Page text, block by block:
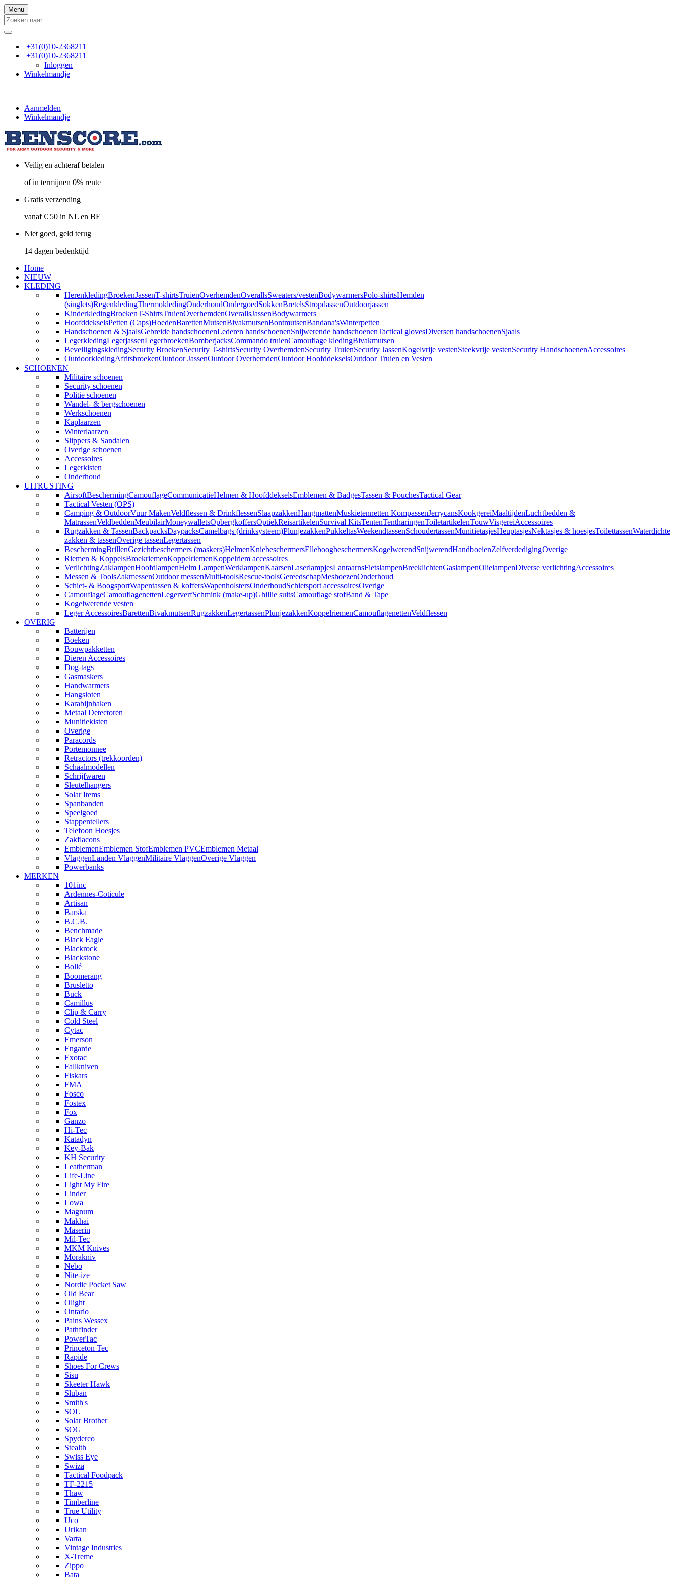
Menu
+31(0)10-2368211
+31(0)10-2368211
Inloggen
Winkelmandje
Aanmelden
Winkelmandje
Veilig en achteraf betalen
of in termijnen 0% rente
Gratis verzending
vanaf € 50 in NL en BE
Niet goed, geld terug
14 dagen bedenktijd
Home
NIEUW
KLEDING
HerenkledingBroekenJassenT-shirtsTruienOverhemdenOverallsSweaters/vestenBodywarmersPolo-shirtsHemden
(singlets)RegenkledingThermokledingOnderhoudOndergoedSokkenBretelsStropdassenOutdoorjassen
KinderkledingBroekenT-ShirtsTruienOverhemdenOverallsJassenBodywarmers
HoofddekselsPetten (Caps)HoedenBarettenMutsenBivakmutsenBontmutsenBandana'sWinterpetten
Handschoenen & SjaalsGebreide handschoenenLederen handschoenenSnijwerende handschoenenTactical glovesDiversen handschoenenSjaals
LegerkledingLegerjassenLegerbroekenBomberjacksCommando truienCamouflage kledingBivakmutsen
BeveiligingskledingSecurity BroekenSecurity T-shirtsSecurity OverhemdenSecurity TruienSecurity JassenKogelvrije vestenSteekvrije vestenSecurity HandschoenenAccessoires
OutdoorkledingAfritsbroekenOutdoor JassenOutdoor OverhemdenOutdoor HoofddekselsOutdoor Truien en Vesten
SCHOENEN
Militaire schoenen
Security schoenen
Politie schoenen
Wandel- & bergschoenen
Werkschoenen
Kaplaarzen
Winterlaarzen
Slippers & Sandalen
Overige schoenen
Accessoires
Legerkisten
Onderhoud
UITRUSTING
AirsoftBeschermingCamouflageCommunicatieHelmen & HoofddekselsEmblemen & BadgesTassen & PouchesTactical Gear
Tactical Vesten (OPS)
Camping & OutdoorVuur MakenVeldflessen & DrinkflessenSlaapzakkenHangmattenMuskietennetten KompassenJerrycansKookgereiMaaltijdenLuchtbedden &
MatrassenVeldbeddenMeubilairMoneywalletsOpbergkoffersOptiekReisartikelenSurvival KitsTentenTentharingenToiletartikelenTouwVisgereiAccessoires
Rugzakken & TassenBackpacksDaypacksCamelbags (drinksysteem)PlunjezakkenPukkeltasWeekendtassenSchoudertassenMunitietasjesHeuptasjesNektasjes & hoesjesToilettassenWaterdichte
zakken & tassenOverige tassenLegertassen
BeschermingBrillenGezichtbeschermers (maskers)HelmenKniebeschermersElleboogbeschermersKogelwerendSnijwerendHandboeienZelfverdedigingOverige
Riemen & KoppelsBroekriemenKoppelriemenKoppelriem accessoires
VerlichtingZaklampenHoofdlampenHelm LampenWerklampenKaarsenLaserlampjesLantaarnsFietslampenBreeklichtenGaslampenOlielampenDiverse verlichtingAccessoires
Messen & ToolsZakmessenOutdoor messenMulti-toolsRescue-toolsGereedschapMeshoezenOnderhoud
Schiet- & BoogsportWapentassen & koffersWapenholstersOnderhoudSchietsport accessoiresOverige
CamouflageCamouflagenettenLegerverfSchmink (make-up)Ghillie suitsCamouflage stofBand & Tape
Kogelwerende vesten
Leger AccessoiresBarettenBivakmutsenRugzakkenLegertassenPlunjezakkenKoppelriemenCamouflagenettenVeldflessen
OVERIG
Batterijen
Boeken
Bouwpakketten
Dieren Accessoires
Dog-tags
Gasmaskers
Handwarmers
Hangsloten
Karabijnhaken
Metaal Detectoren
Munitiekisten
Overige
Paracords
Portemonnee
Retractors (trekkoorden)
Schaalmodellen
Schrijfwaren
Sleutelhangers
Solar Items
Spanbanden
Speelgoed
Stappentellers
Telefoon Hoesjes
Zakflacons
EmblemenEmblemen StofEmblemen PVCEmblemen Metaal
VlaggenLanden VlaggenMilitaire VlaggenOverige Vlaggen
Powerbanks
MERKEN
101inc
Ardennes-Coticule
Artisan
Barska
B.C.B.
Benchmade
Black Eagle
Blackrock
Blackstone
Bollé
Boomerang
Brusletto
Buck
Camillus
Clip & Carry
Cold Steel
Cytac
Emerson
Engarde
Exotac
Fallkniven
Fiskars
FMA
Fosco
Fostex
Fox
Ganzo
Hi-Tec
Katadyn
Key-Bak
KH Security
Leatherman
Life-Line
Light My Fire
Linder
Lowa
Magnum
Makhai
Maserin
Mil-Tec
MKM Knives
Morakniv
Nebo
Nite-ize
Nordic Pocket Saw
Old Bear
Olight
Ontario
Pains Wessex
Pathfinder
PowerTac
Princeton Tec
Rapide
Shoes For Crews
Sisu
Skeeter Hawk
Sluban
Smith's
SOL
Solar Brother
SOG
Spyderco
Stealth
Swiss Eye
Swiza
Tactical Foodpack
TF-2215
Thaw
Timberline
True Utility
Uco
Urikan
Varta
Vintage Industries
X-Treme
Zippo
Bata